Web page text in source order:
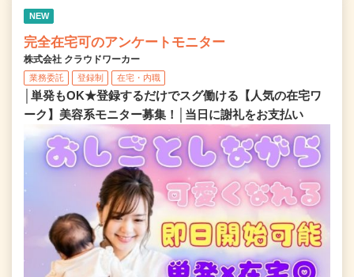
NEW
完全在宅可のアンケートモニター
株式会社 クラウドワーカー
業務委託 登録制 在宅・内職
│単発もOK★登録するだけでスグ働ける【人気の在宅ワ
ーク】美容系モニター募集！│当日に謝礼をお支払い